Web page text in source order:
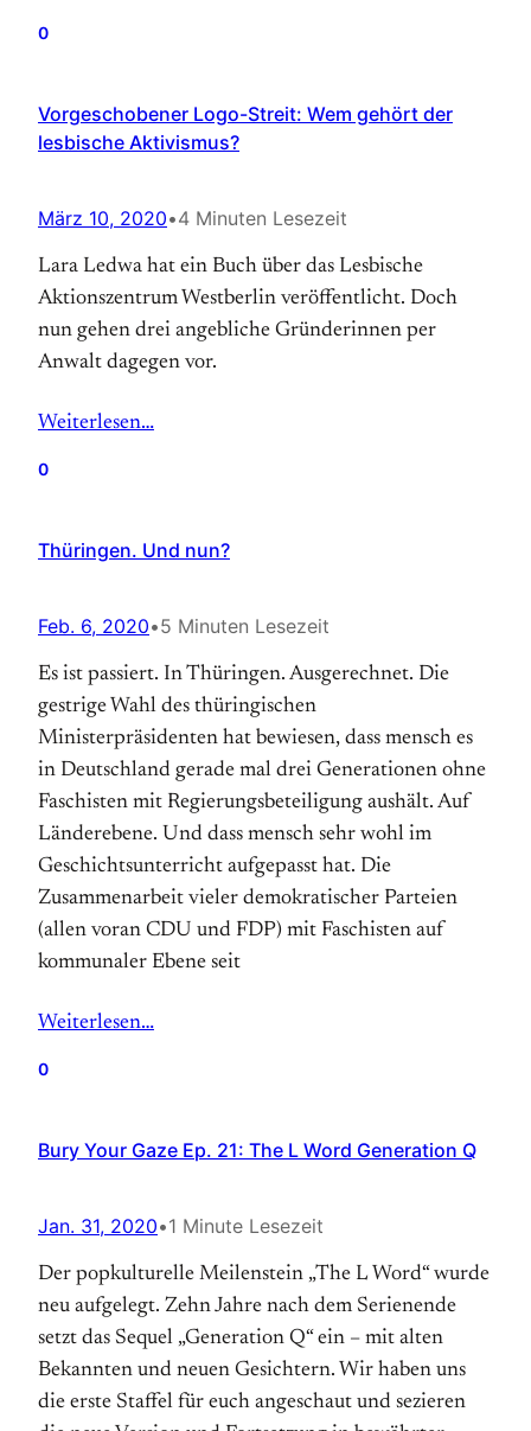
0
Vorgeschobener Logo-Streit: Wem gehört der
lesbische Aktivismus?
März 10, 2020•4 Minuten Lesezeit
Lara Ledwa hat ein Buch über das Lesbische
Aktionszentrum Westberlin veröffentlicht. Doch
nun gehen drei angebliche Gründerinnen per
Anwalt dagegen vor.
Weiterlesen…
0
Thüringen. Und nun?
Feb. 6, 2020•5 Minuten Lesezeit
Es ist passiert. In Thüringen. Ausgerechnet. Die
gestrige Wahl des thüringischen
Ministerpräsidenten hat bewiesen, dass mensch es
in Deutschland gerade mal drei Generationen ohne
Faschisten mit Regierungsbeteiligung aushält. Auf
Länderebene. Und dass mensch sehr wohl im
Geschichtsunterricht aufgepasst hat. Die
Zusammenarbeit vieler demokratischer Parteien
(allen voran CDU und FDP) mit Faschisten auf
kommunaler Ebene seit
Weiterlesen…
0
Bury Your Gaze Ep. 21: The L Word Generation Q
Jan. 31, 2020•1 Minute Lesezeit
Der popkulturelle Meilenstein „The L Word“ wurde
neu aufgelegt. Zehn Jahre nach dem Serienende
setzt das Sequel „Generation Q“ ein – mit alten
Bekannten und neuen Gesichtern. Wir haben uns
die erste Staffel für euch angeschaut und sezieren